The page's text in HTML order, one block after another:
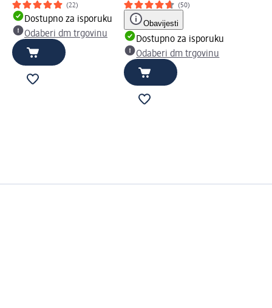
(22)
Dostupno za isporuku
Odaberi dm trgovinu
(50)
Obavijesti
Dostupno za isporuku
Odaberi dm trgovinu